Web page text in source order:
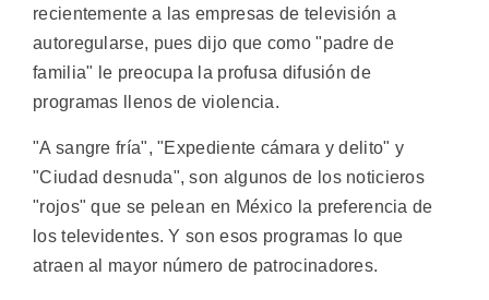
recientemente a las empresas de televisión a
autoregularse, pues dijo que como "padre de
familia" le preocupa la profusa difusión de
programas llenos de violencia.
"A sangre fría", "Expediente cámara y delito" y
"Ciudad desnuda", son algunos de los noticieros
"rojos" que se pelean en México la preferencia de
los televidentes. Y son esos programas lo que
atraen al mayor número de patrocinadores.